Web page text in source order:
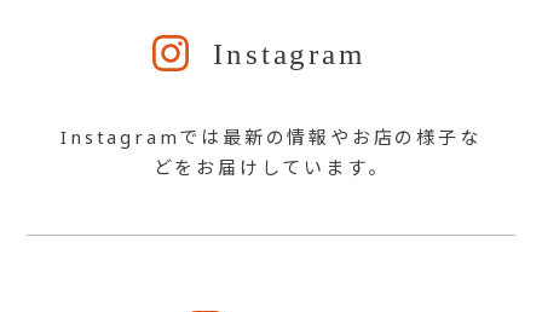
Instagram
Instagramでは最新の情報やお店の様子な
どをお届けしています。